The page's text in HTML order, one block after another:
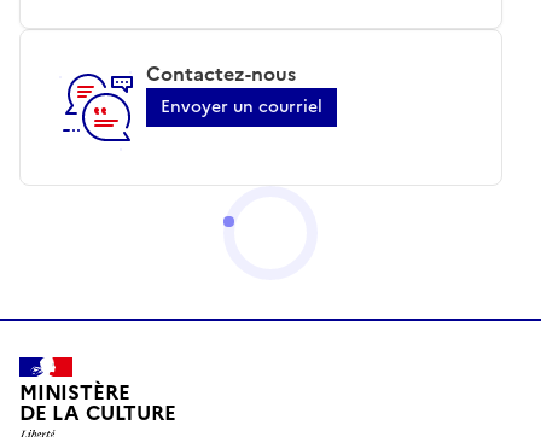
Contactez-nous
Envoyer un courriel
MINISTÈRE
DE LA CULTURE